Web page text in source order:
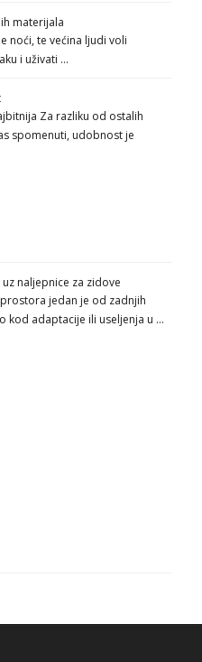
materijala
noći, te većina ljudi voli
i uživati …
Za razliku od ostalih
spomenuti, udobnost je
naljepnice za zidove
jedan je od zadnjih
kod adaptacije ili useljenja u …